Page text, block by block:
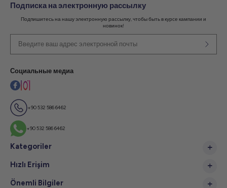
Подписка на электронную рассылку
Подпишитесь на нашу электронную рассылку, чтобы быть в курсе кампании и
новинок!
Социальные медиа
+90 532 586 6462
+90 532 586 6462
Kategoriler
Hızlı Erişim
Önemli Bilgiler